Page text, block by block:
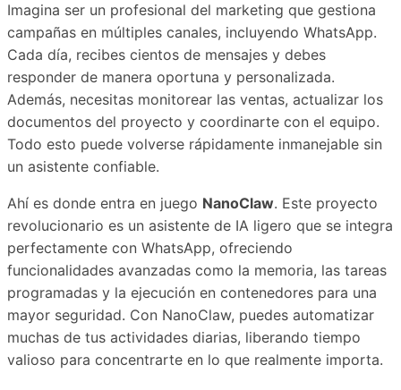
Imagina ser un profesional del marketing que gestiona
campañas en múltiples canales, incluyendo WhatsApp.
Cada día, recibes cientos de mensajes y debes
responder de manera oportuna y personalizada.
Además, necesitas monitorear las ventas, actualizar los
documentos del proyecto y coordinarte con el equipo.
Todo esto puede volverse rápidamente inmanejable sin
un asistente confiable.
Ahí es donde entra en juego NanoClaw. Este proyecto
revolucionario es un asistente de IA ligero que se integra
perfectamente con WhatsApp, ofreciendo
funcionalidades avanzadas como la memoria, las tareas
programadas y la ejecución en contenedores para una
mayor seguridad. Con NanoClaw, puedes automatizar
muchas de tus actividades diarias, liberando tiempo
valioso para concentrarte en lo que realmente importa.